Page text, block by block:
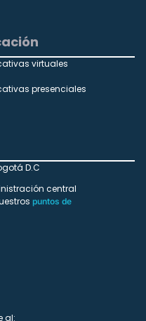
virtuales
presenciales
D.C
central
puntos de
al: